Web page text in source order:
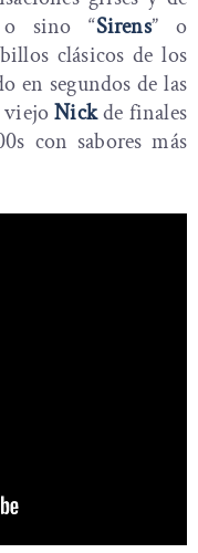
sino “Sirens” o
clásicos de los
en segundos de las
viejoNickde finales
con sabores más